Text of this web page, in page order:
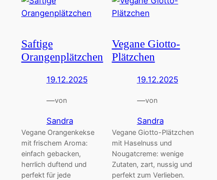
Saftige
Orangenplätzchen
19.12.2025
—von
Sandra
Vegane Orangenkekse
mit frischem Aroma:
einfach gebacken,
herrlich duftend und
perfekt für jede
Vegane Giotto-
Plätzchen
19.12.2025
—von
Sandra
Vegane Giotto-Plätzchen
mit Haselnuss und
Nougatcreme: wenige
Zutaten, zart, nussig und
perfekt zum Verlieben.